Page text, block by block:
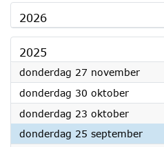
2026
2025
donderdag 27 november2025
donderdag 30 oktober2025
donderdag 23 oktober2025
donderdag 25 september2025